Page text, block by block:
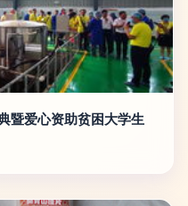
暨爱心资助贫困大学生